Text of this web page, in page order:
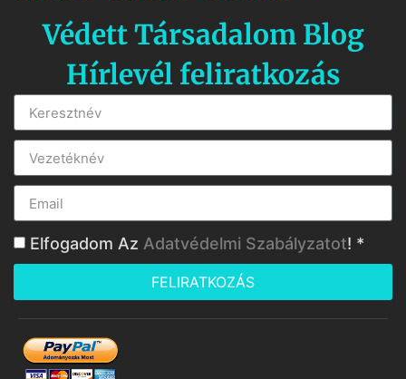
Védett Társadalom Blog
Hírlevél feliratkozás
Elfogadom Az Adatvédelmi Szabályzatot! *
FELIRATKOZÁS